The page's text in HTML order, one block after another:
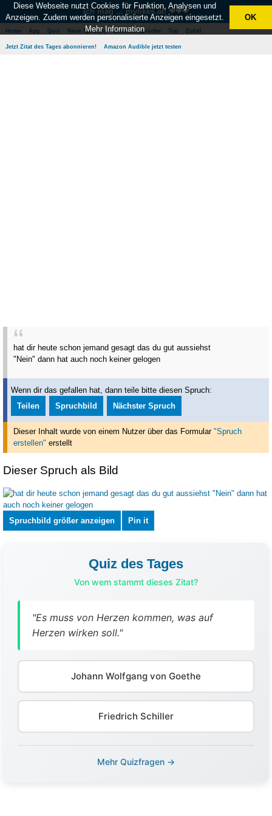
Ich mag ... mylikes.at! ❤❤❤
Home App Quiz Neue Sprüche Beliebte Sprüche Top Zufall
Jetzt Zitat des Tages abonnieren! Amazon Audible jetzt testen
hat dir heute schon jemand gesagt das du gut aussiehst
"Nein" dann hat auch noch keiner gelogen
Wenn dir das gefallen hat, dann teile bitte diesen Spruch:
Teilen
Spruchbild Nächster Spruch
Dieser Inhalt wurde von einem Nutzer über das Formular "Spruch
erstellen" erstellt
Dieser Spruch als Bild
Spruchbild größer anzeigen Pin it
Quiz des Tages
Von wem stammt dieses Zitat?
"Es muss von Herzen kommen, was auf
Herzen wirken soll."
Johann Wolfgang von Goethe
Friedrich Schiller
Mehr Quizfragen →
Diese Webseite nutzt Cookies für Funktion, Analysen und
Anzeigen. Zudem werden personalisierte Anzeigen eingesetzt.
Mehr Information
OK